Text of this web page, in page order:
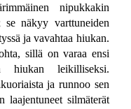
nipukkakin
se näkyy varttuneiden
ja vavahtaa hiukan.
sillä on varaa ensi
hiukan leikilliseksi.
ja runnoo sen
laajentuneet silmäterät